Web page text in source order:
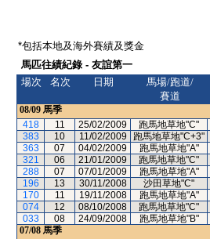
*包括本地及海外賽績及獎金
馬匹往績紀錄 - 友誼第一
場次
名次 日期
馬場/跑道/
賽道
08/09 馬季
418
11 25/02/2009 跑馬地草地"C"
383
10 11/02/2009 跑馬地草地"C+3"
363
07 04/02/2009 跑馬地草地"A"
321
06 21/01/2009 跑馬地草地"C"
288
07 07/01/2009 跑馬地草地"A"
196
13 30/11/2008 沙田草地"C"
170
11 19/11/2008 跑馬地草地"A"
074
12 08/10/2008 跑馬地草地"C"
033
08 24/09/2008 跑馬地草地"B"
07/08 馬季